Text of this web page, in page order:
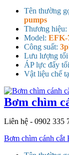
Tên thường
pumps
Thương hiệu:
Model: EFK-
Công suất:
Lưu lượng tối
ÁP lực đẩy
Vật liệu chế
Bơm chìm
Liên hệ - 0902 335
Bơm chìm cánh cắt